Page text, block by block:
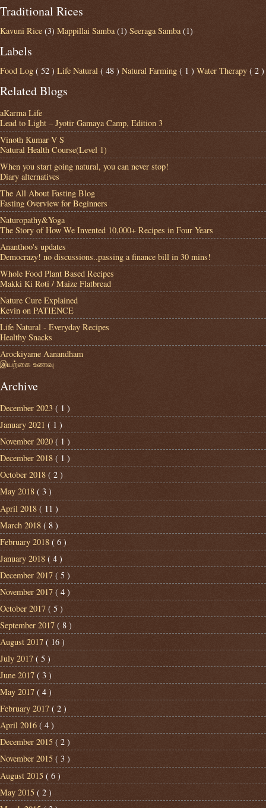
Traditional Rices
Kavuni Rice (3) Mappillai Samba (1) Seeraga Samba (1)
Labels
Food Log ( 52 ) Life Natural ( 48 ) Natural Farming ( 1 ) Water Therapy ( 2 )
Related Blogs
aKarma Life
Lead to Light – Jyotir Gamaya Camp, Edition 3
Vinoth Kumar V S
Natural Health Course(Level 1)
When you start going natural, you can never stop!
Diary alternatives
The All About Fasting Blog
Fasting Overview for Beginners
Naturopathy&Yoga
The Story of How We Invented 10,000+ Recipes in Four Years
Ananthoo's updates
Democrazy! no discussions..passing a finance bill in 30 mins!
Whole Food Plant Based Recipes
Makki Ki Roti / Maize Flatbread
Nature Cure Explained
Kevin on PATIENCE
Life Natural - Everyday Recipes
Healthy Snacks
Arockiyame Aanandham
இயற்கை உணவு
Archive
December 2023 ( 1 )
January 2021 ( 1 )
November 2020 ( 1 )
December 2018 ( 1 )
October 2018 ( 2 )
May 2018 ( 3 )
April 2018 ( 11 )
March 2018 ( 8 )
February 2018 ( 6 )
January 2018 ( 4 )
December 2017 ( 5 )
November 2017 ( 4 )
October 2017 ( 5 )
September 2017 ( 8 )
August 2017 ( 16 )
July 2017 ( 5 )
June 2017 ( 3 )
May 2017 ( 4 )
February 2017 ( 2 )
April 2016 ( 4 )
December 2015 ( 2 )
November 2015 ( 3 )
August 2015 ( 6 )
May 2015 ( 2 )